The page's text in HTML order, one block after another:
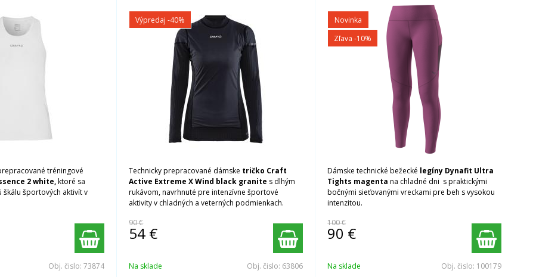
tréningové
2white,ktoré sa
škálu športových aktivít v
Obj. čislo:73874
Výpredaj-40%
Technicky prepracované dámske tričko Craft
Active Extreme X Wind black granite s dlhým
rukávom, navrhnuté pre intenzívne športové
aktivity v chladných a veterných podmienkach.
90 €
54 €
Na sklade Obj. čislo: 63806
Novinka
Zľava -10%
Dámske technické bežecké legíny Dynafit Ultra
Tights magenta na chladné dni s praktickými
bočnými sieťovanými vreckami pre beh s vysokou
intenzitou.
100 €
90 €
Na sklade Obj. čislo: 100179